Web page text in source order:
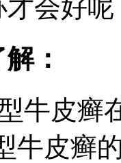
才会好
：
牛皮癣
牛皮癣